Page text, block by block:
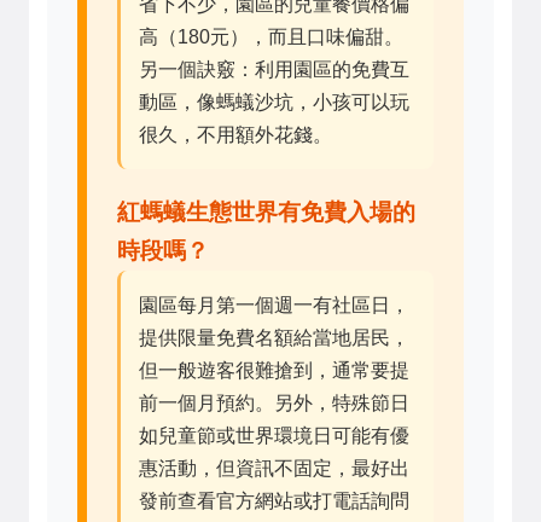
省下不少，園區的兒童餐價格偏
高（180元），而且口味偏甜。
另一個訣竅：利用園區的免費互
動區，像螞蟻沙坑，小孩可以玩
很久，不用額外花錢。
紅螞蟻生態世界有免費入場的
時段嗎？
園區每月第一個週一有社區日，
提供限量免費名額給當地居民，
但一般遊客很難搶到，通常要提
前一個月預約。另外，特殊節日
如兒童節或世界環境日可能有優
惠活動，但資訊不固定，最好出
發前查看官方網站或打電話詢問